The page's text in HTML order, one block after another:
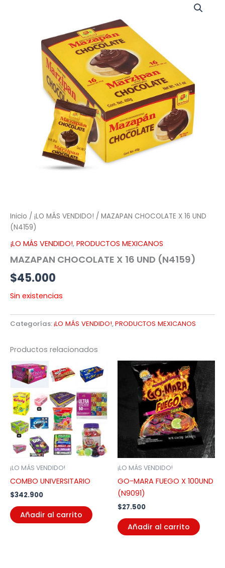
Inicio / ¡LO MÁS VENDIDO! / MAZAPAN CHOCOLATE X 16 UND
(N4159)
¡LO MÁS VENDIDO!, PRODUCTOS MEXICANOS
MAZAPAN CHOCOLATE X 16 UND (N4159)
$45.000
Sin existencias
Categorías:¡LO MÁS VENDIDO!,PRODUCTOS MEXICANOS
Productos relacionados
¡LO MÁS VENDIDO!
COMBO UNIVERSITARIO
$342.900
Añadir al carrito
¡LO MÁS VENDIDO!
GO-MARA FUEGO X 100UND
(N9091)
$27.500
Añadir al carrito